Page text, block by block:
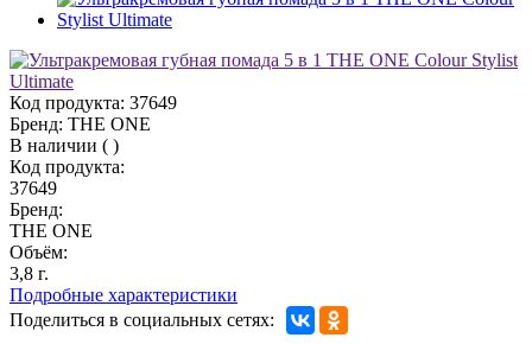
Код продукта: 37649
Бренд: THE ONE
В наличии ( )
Код продукта:
37649
Бренд:
THE ONE
Объём:
3,8 г.
Подробные характеристики
Поделиться в социальных сетях: